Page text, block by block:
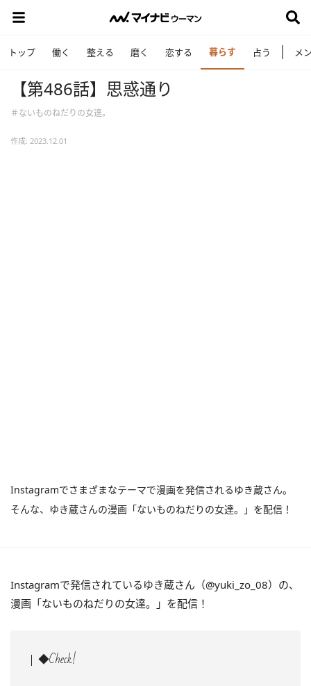
トップ 働く 整える 磨く 恋する 暮らす 占う メ
【第486話】思惑通り
＃ないものねだりの女達。
作成: 2023.12.01
Instagramでさまざまなテーマで漫画を発信されるゆき蔵さん。
そんな、ゆき蔵さんの漫画「ないものねだりの女達。」を配信！
Instagramで発信されているゆき蔵さん（@yuki_zo_08）の、
漫画「ないものねだりの女達。」を配信！
◆Check!